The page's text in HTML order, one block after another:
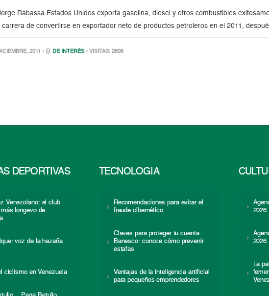
Rabassa Estados Unidos exporta gasolina, diesel y otros combustibles
carrera de convertirse en exportador neto de productos petroleros en el 2011,
2011 • DE INTERÉS • VISITAS: 2808
DEPORTIVAS
Venezolano: el club
longevo de
voz de la hazaña
ciclismo en Venezuela
TECNOLOGÍA
Recomendaciones para evitar el
fraude cibernético
Claves para proteger tu cuenta
Banesco: conoce cómo prevenir
estafas
Ventajas de la inteligencia artificial
para pequeños emprendedores
La